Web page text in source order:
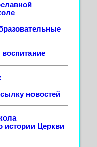
новостей
истории Церкви